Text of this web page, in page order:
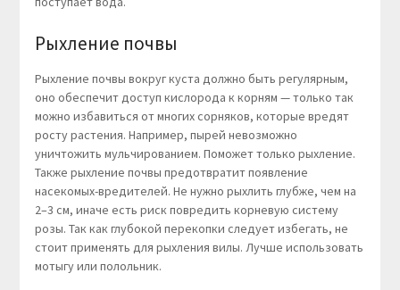
Рыхление почвы
Рыхление почвы вокруг куста должно быть регулярным,
оно обеспечит доступ кислорода к корням — только так
можно избавиться от многих сорняков, которые вредят
росту растения. Например, пырей невозможно
уничтожить мульчированием. Поможет только рыхление.
Также рыхление почвы предотвратит появление
насекомых-вредителей. Не нужно рыхлить глубже, чем на
2–3 см, иначе есть риск повредить корневую систему
розы. Так как глубокой перекопки следует избегать, не
стоит применять для рыхления вилы. Лучше использовать
мотыгу или полольник.